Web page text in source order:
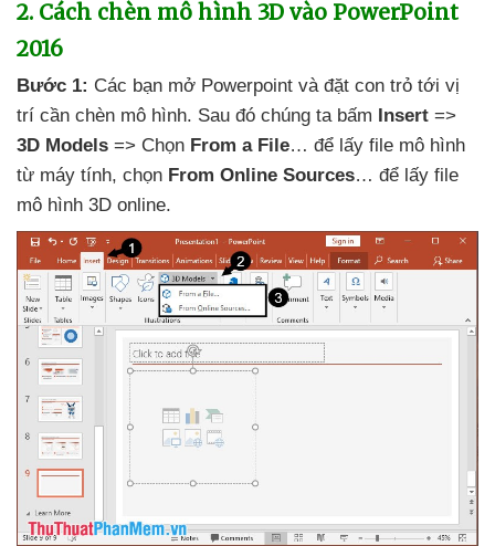
2. Cách chèn mô hình 3D vào PowerPoint
2016
Bước 1: Các bạn mở Powerpoint và đặt con trỏ tới vị
trí cần chèn mô hình. Sau đó chúng ta bấm Insert =>
3D Models => Chọn From a File… để lấy file mô hình
từ máy tính, chọn From Online Sources… để lấy file
mô hình 3D online.